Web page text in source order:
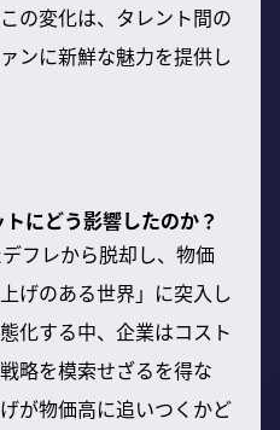
の変化は、タレント間の
ンに新鮮な魅力を提供し
にどう影響したのか？
フレから脱却し、物価
げのある世界」に突入し
化する中、企業はコスト
略を模索せざるを得な
が物価高に追いつくかど